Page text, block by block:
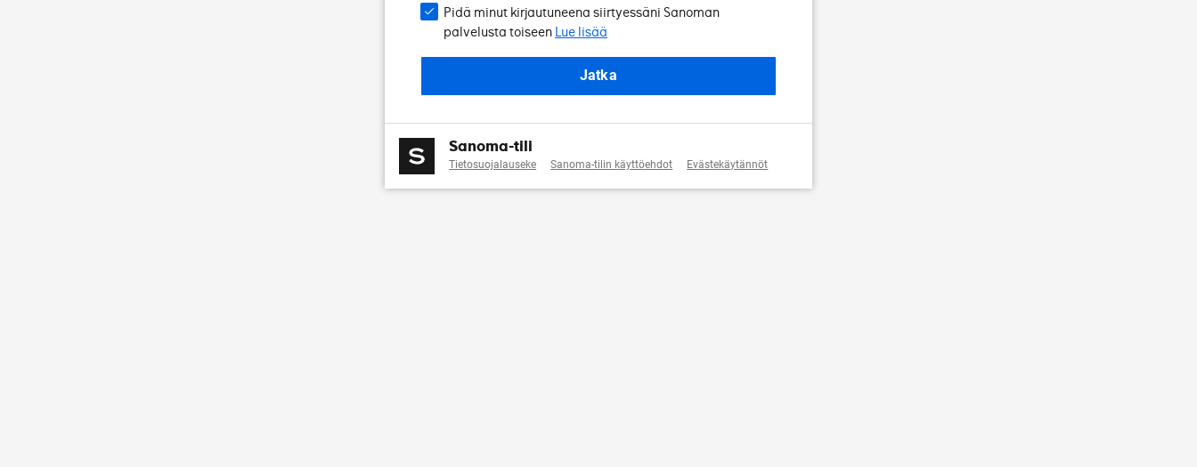
Pidä minut kirjautuneena siirtyessäni Sanoman
palvelusta toiseen Lue lisää
Jatka
Sanoma-tili
Tietosuojalauseke Sanoma-tilin käyttöehdot Evästekäytännöt